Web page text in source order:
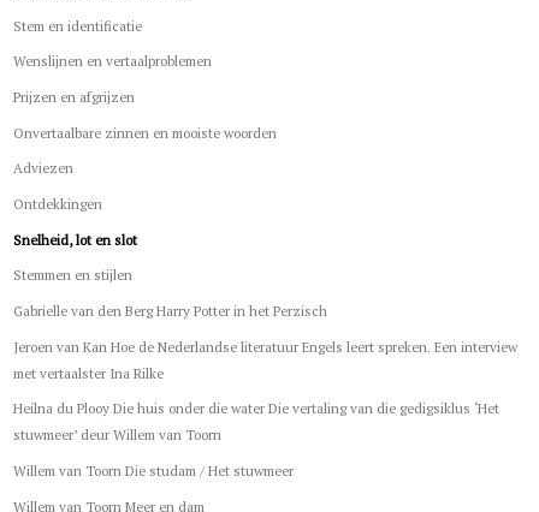
Stem en identificatie
Wenslijnen en vertaalproblemen
Prijzen en afgrijzen
Onvertaalbare zinnen en mooiste woorden
Adviezen
Ontdekkingen
Snelheid, lot en slot
Stemmen en stijlen
Gabrielle van den Berg Harry Potter in het Perzisch
Jeroen van Kan Hoe de Nederlandse literatuur Engels leert spreken. Een interview
met vertaalster Ina Rilke
Heilna du Plooy Die huis onder die water Die vertaling van die gedigsiklus ‘Het
stuwmeer’ deur Willem van Toorn
Willem van Toorn Die studam / Het stuwmeer
Willem van Toorn Meer en dam